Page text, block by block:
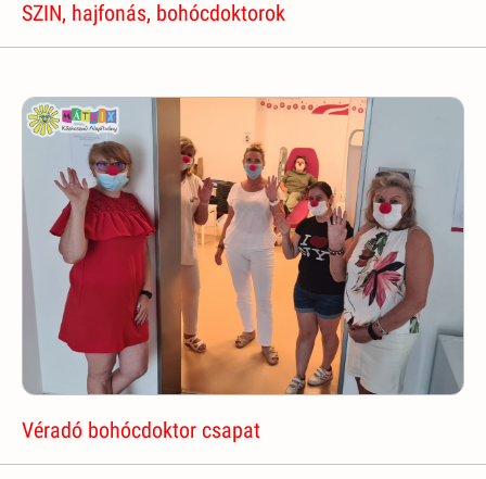
SZIN, hajfonás, bohócdoktorok
Véradó bohócdoktor csapat